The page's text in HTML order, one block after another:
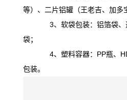
等）、二片铝罐（王老吉、加多
3、软袋包装：铝箔袋、
袋；
4、塑料容器：PP瓶、
包装。